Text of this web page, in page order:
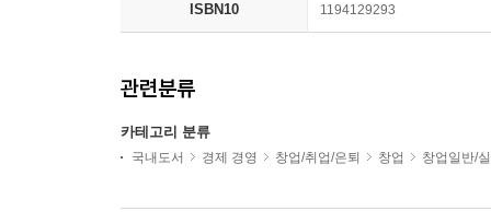
ISBN10 1194129293
관련분류
카테고리 분류
국내도서 경제 경영 창업/취업/은퇴 창업 창업일반/